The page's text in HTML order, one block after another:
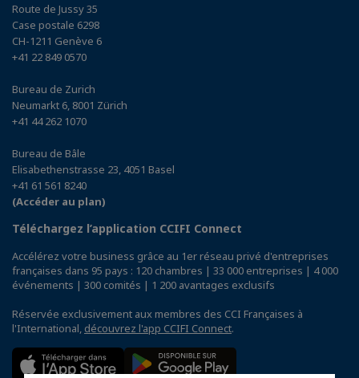
Route de Jussy 35
Case postale 6298
CH-1211 Genève 6
+41 22 849 0570
Bureau de Zurich
Neumarkt 6, 8001 Zürich
+41 44 262 1070
Bureau de Bâle
Elisabethenstrasse 23, 4051 Basel
+41 61 561 8240
(Accéder au plan)
Téléchargez l’application CCIFI Connect
Accélérez votre business grâce au 1er réseau privé d'entreprises
françaises dans 95 pays : 120 chambres | 33 000 entreprises | 4 000
événements | 300 comités | 1 200 avantages exclusifs
Réservée exclusivement aux membres des CCI Françaises à
l'International, découvrez l'app CCIFI Connect.